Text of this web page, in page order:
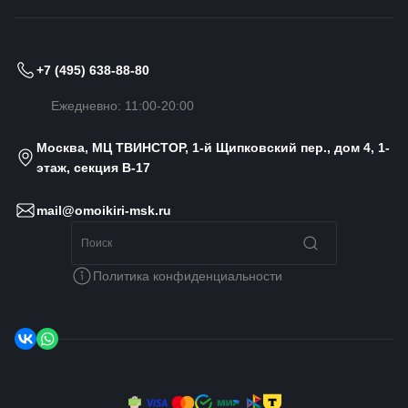
+7 (495) 638-88-80
Ежедневно: 11:00-20:00
Москва, МЦ ТВИНСТОР, 1-й Щипковский пер., дом 4, 1-
этаж, секция B-17
mail@omoikiri-msk.ru
Политика конфиденциальности